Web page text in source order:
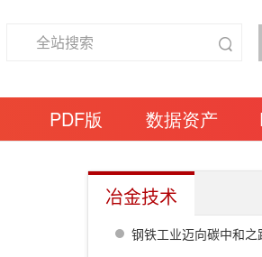
PDF版 数据资产
冶金技术
钢铁工业迈向碳中和之